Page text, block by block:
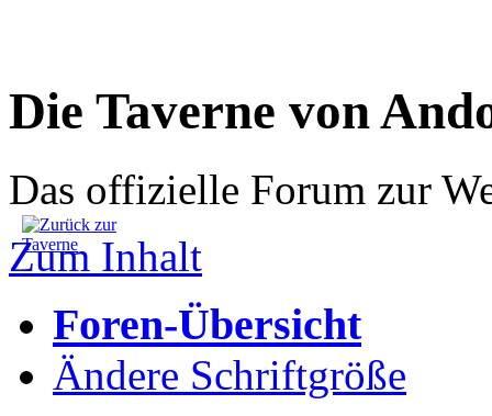
Die Taverne von
Das offizielle Forum zur
Zum Inhalt
Foren-Übersicht
Ändere Schriftgröße